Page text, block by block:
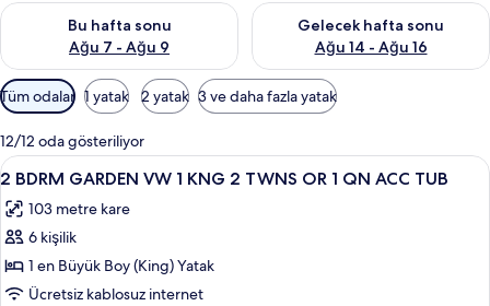
Bu hafta sonu
Ağu 7 - Ağu 9
Bu hafta sonu için müsaitliği kontrol et Ağu 7 - Ağu 9
Gelecek hafta sonu
Ağu 14 - Ağu 16
Önümüzdeki hafta sonu için
Odalar
için
mevcut
filtreler
Tüm odalar 1 yatak 2 yatak 3 ve daha fazla yatak
12/12 oda gösteriliyor
2
BDRM
GARDEN
VW
1
KNG
Odada kasa, güneşlik/perde, ütü/ütü
7
2 BDRM GARDEN VW 1 KNG 2 TWNS OR 1 QN ACC TUB
103 metre kare
6 kişilik
1 en Büyük Boy (King) Yatak
Ücretsiz kablosuz internet